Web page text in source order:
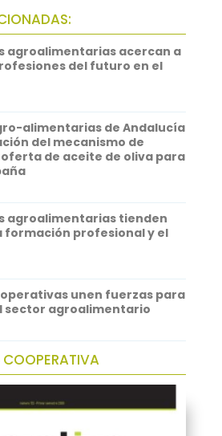
agroalimentarias acercan a
del futuro en el
alimentarias de Andalucía
del mecanismo de
de aceite de oliva para
agroalimentarias tienden
formación profesional y el
unen fuerzas para
sector agroalimentario
COOPERATIVA